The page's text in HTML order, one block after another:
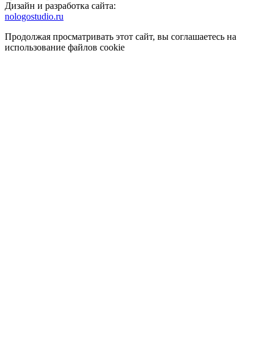
Дизайн и разработка сайта:
nologostudio.ru
Продолжая просматривать этот сайт, вы соглашаетесь на
использование файлов cookie